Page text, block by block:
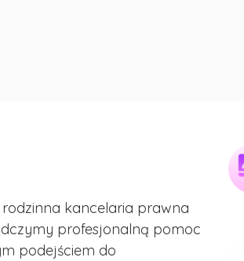
kancelaria prawna
profesjonalną pomoc
podejściem do